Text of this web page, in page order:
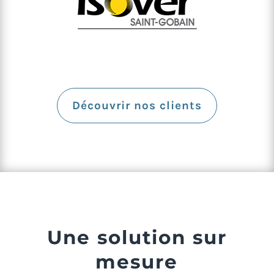
Découvrir nos clients
Une solution sur
mesure